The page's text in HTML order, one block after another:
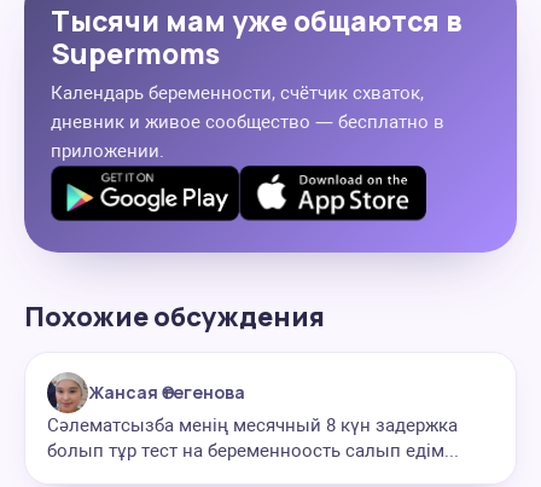
Тысячи мам уже общаются в
Supermoms
Календарь беременности, счётчик схваток,
дневник и живое сообщество — бесплатно в
приложении.
Похожие обсуждения
Жансая Өтегенова
Сәлематсызба менің месячный 8 күн задержка
болып тұр тест на беременноость салып едім...